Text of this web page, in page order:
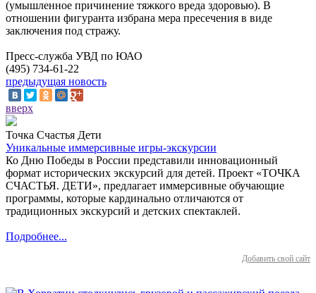
(умышленное причинение тяжкого вреда здоровью). В
отношении фигуранта избрана мера пресечения в виде
заключения под стражу.
Пресс-служба УВД по ЮАО
(495) 734-61-22
предыдущая новость
вверх
Точка Счастья Дети
Уникальные иммерсивные игры-экскурсии
Ко Дню Победы в России представили инновационный
формат исторических экскурсий для детей. Проект «ТОЧКА
СЧАСТЬЯ. ДЕТИ», предлагает иммерсивные обучающие
программы, которые кардинально отличаются от
традиционных экскурсий и детских спектаклей.
Подробнее...
Добавить свой сайт